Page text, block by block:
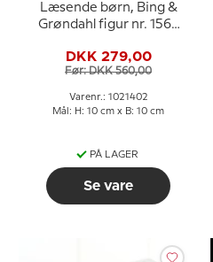
Læsende børn, Bing &
Grøndahl figur nr. 1567
DKK 279,00
Før: DKK 560,00
Varenr.: 1021402
Mål: H: 10 cm x B: 10 cm
PÅ LAGER
Se vare